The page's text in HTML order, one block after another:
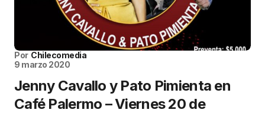
Por Chilecomedia
9 marzo 2020
Jenny Cavallo y Pato Pimienta en
Café Palermo – Viernes 20 de